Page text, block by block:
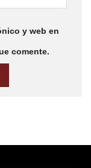
y web en
comente.